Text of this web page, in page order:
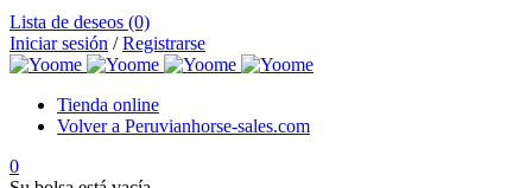
Lista de deseos (0)
Iniciar sesión /Registrarse
Tienda online
Volver a Peruvianhorse-sales.com
0